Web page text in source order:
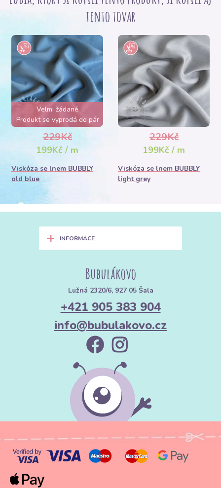
tento tovar
Velmi žádané
Produkt se vyprodá do pár
hodin
229Kč
199Kč / m
Viskóza se lnem BUBBLY
old blue
229Kč
199Kč / m
Viskóza se lnem BUBBLY
light grey
+ INFORMACE
Bubulákovo
Lužná 2320/6, 927 05 Šala
+421 905 383 904
info@bubulakovo.cz